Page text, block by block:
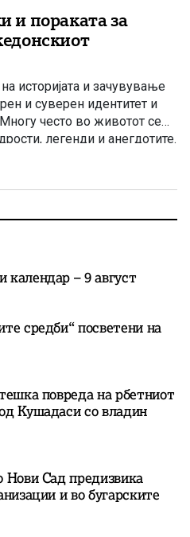
и пораката за
историјата и зачувување
и суверен идентитет и
често во животот се
легенди и анегдотите.
приказна за вистински
разговори, говори или
– 9 август
средби“ посветени на
повреда на рбетниот
Кушадаси со владин
Нови Сад предизвика
и во бугарските